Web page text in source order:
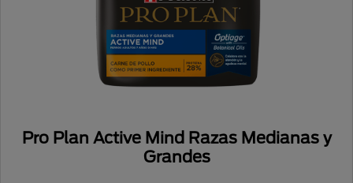
Pro Plan Active Mind Razas Medianas y
Grandes